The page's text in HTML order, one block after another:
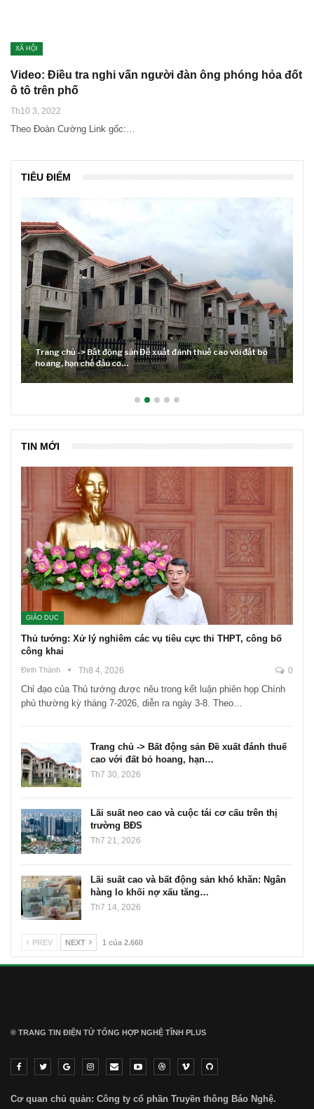
XÃ HỘI
Video: Điều tra nghi vấn người đàn ông phóng hỏa đốt
ô tô trên phố
Th10 3, 2022
Theo Đoàn Cường Link gốc:…
TIÊU ĐIỂM
Trang chủ -> Bất động sản Đề xuất đánh thuế cao với đất bỏ
hoang, hạn chế đầu cơ…
TIN MỚI
GIÁO DỤC
Thủ tướng: Xử lý nghiêm các vụ tiêu cực thi THPT, công bố
công khai
Đinh Thành Th8 4, 2026 0
Chỉ đạo của Thủ tướng được nêu trong kết luận phiên họp Chính
phủ thường kỳ tháng 7-2026, diễn ra ngày 3-8. Theo…
Trang chủ -> Bất động sản Đề xuất đánh thuế
cao với đất bỏ hoang, hạn…
Th7 30, 2026
Lãi suất neo cao và cuộc tái cơ cấu trên thị
trường BĐS
Th7 21, 2026
Lãi suất cao và bất động sản khó khăn: Ngân
hàng lo khối nợ xấu tăng…
Th7 14, 2026
PREV NEXT 1 của 2.660
® TRANG TIN ĐIỆN TỬ ТỔNG HỢP NGHỆ TĨNH PLUS
Cơ quan chủ quản: Công ty cổ phần Truyền thông Báo Nghệ.